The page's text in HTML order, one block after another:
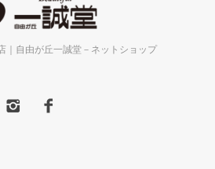
｜自由が丘一誠堂－ネットショップ